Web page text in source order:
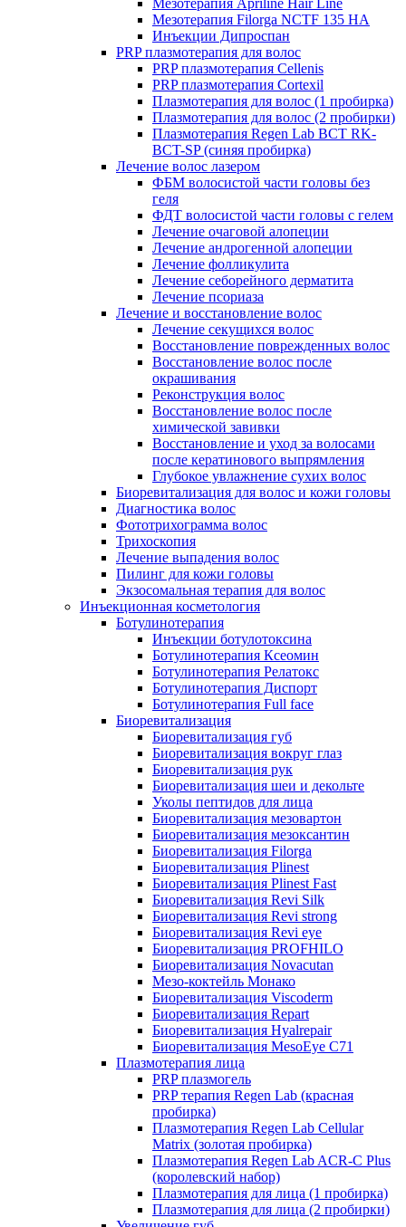
Мезотерапия Apriline Hair Line
Мезотерапия Filorga NCTF 135 HA
Инъекции Дипроспан
PRP плазмотерапия для волос
PRP плазмотерапия Cellenis
PRP плазмотерапия Cortexil
Плазмотерапия для волос (1 пробирка)
Плазмотерапия для волос (2 пробирки)
Плазмотерапия Regen Lab BCT RK-
BCT-SP (синяя пробирка)
Лечение волос лазером
ФБМ волосистой части головы без
геля
ФДТ волосистой части головы с гелем
Лечение очаговой алопеции
Лечение андрогенной алопеции
Лечение фолликулита
Лечение себорейного дерматита
Лечение псориаза
Лечение и восстановление волос
Лечение секущихся волос
Восстановление поврежденных волос
Восстановление волос после
окрашивания
Реконструкция волос
Восстановление волос после
химической завивки
Восстановление и уход за волосами
после кератинового выпрямления
Глубокое увлажнение сухих волос
Биоревитализация для волос и кожи головы
Диагностика волос
Фототрихограмма волос
Трихоскопия
Лечение выпадения волос
Пилинг для кожи головы
Экзосомальная терапия для волос
Инъекционная косметология
Ботулинотерапия
Инъекции ботулотоксина
Ботулинотерапия Ксеомин
Ботулинотерапия Релатокс
Ботулинотерапия Диспорт
Ботулинотерапия Full face
Биоревитализация
Биоревитализация губ
Биоревитализация вокруг глаз
Биоревитализация рук
Биоревитализация шеи и декольте
Уколы пептидов для лица
Биоревитализация мезовартон
Биоревитализация мезоксантин
Биоревитализация Filorga
Биоревитализация Plinest
Биоревитализация Plinest Fast
Биоревитализация Revi Silk
Биоревитализация Revi strong
Биоревитализация Revi eye
Биоревитализация PROFHILO
Биоревитализация Novacutan
Мезо-коктейль Монако
Биоревитализация Viscoderm
Биоревитализация Repart
Биоревитализация Hyalrepair
Биоревитализация MesoEye C71
Плазмотерапия лица
PRP плазмогель
PRP терапия Regen Lab (красная
пробирка)
Плазмотерапия Regen Lab Cellular
Matrix (золотая пробирка)
Плазмотерапия Regen Lab ACR-C Plus
(королевский набор)
Плазмотерапия для лица (1 пробирка)
Плазмотерапия для лица (2 пробирки)